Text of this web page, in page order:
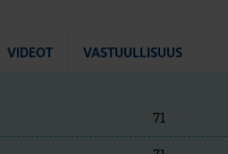
VIDEOT VASTUULLISUUS
71